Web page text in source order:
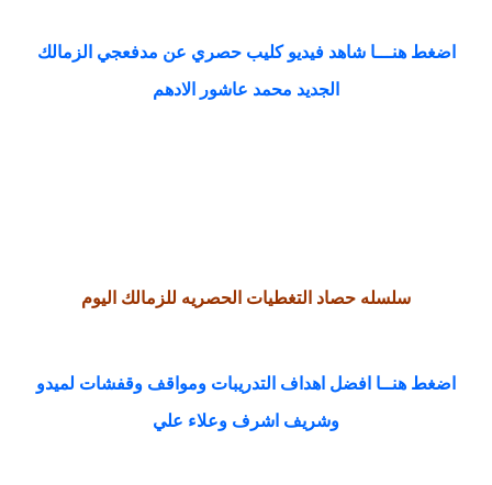
اضغط هنـــا شاهد فيديو كليب حصري عن مدفعجي الزمالك
الجديد محمد عاشور الادهم
سلسله حصاد التغطيات الحصريه للزمالك اليوم
اضغط هنــا افضل اهداف التدريبات ومواقف وقفشات لميدو
وشريف اشرف وعلاء علي